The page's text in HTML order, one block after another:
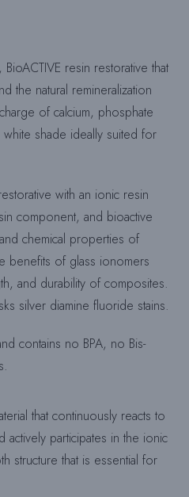
resin restorative that
the natural remineralization
of calcium, phosphate
shade ideally suited for
with an ionic resin
component, and bioactive
chemical properties of
benefits of glass ionomers
and durability of composites.
silver diamine fluoride stains.
contains no BPA, no Bis-
that continuously reacts to
actively participates in the ionic
structure that is essential for